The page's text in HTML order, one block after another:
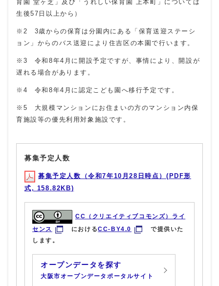
育園 堂ヶ芝」及び「うれしい保育園 上本町」については
生後57日以上から）
※2 3歳からの保育は分園内にある「保育送迎ステーシ
ョン」からのバス送迎により住吉区の本園で行います。
※3 令和8年4月に開設予定ですが、事情により、開設が
遅れる場合があります。
※4 令和8年4月に認定こども園へ移行予定です。
※5 大規模マンションにお住まいの方のマンション内保
育施設等の優先利用対象施設です。
募集予定人数
募集予定人数（令和7年10月28日時点）(PDF形
式, 158.82KB)
CC（クリエイティブコモンズ）ライ
センス
におけるCC-BY4.0
で提供いた
します。
オープンデータを探す
大阪市オープンデータポータルサイト